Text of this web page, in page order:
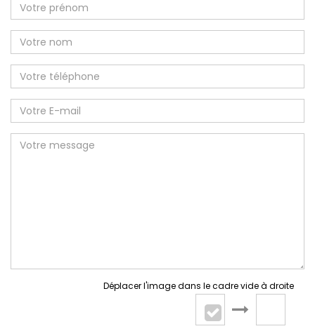
Déplacer l'image dans le cadre vide à droite